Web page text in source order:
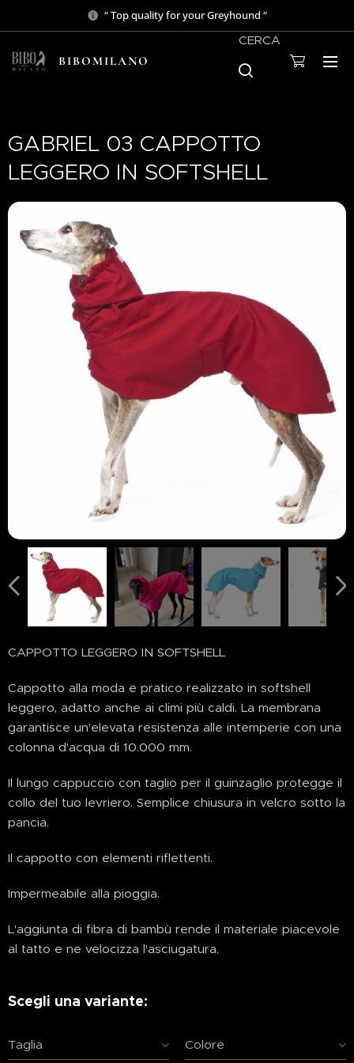
“ Top quality for your Greyhound “
BIBOMILANO
CERCA
GABRIEL 03 CAPPOTTO
LEGGERO IN SOFTSHELL
CAPPOTTO LEGGERO IN SOFTSHELL
Cappotto alla moda e pratico realizzato in softshell
leggero, adatto anche ai climi più caldi. La membrana
garantisce un'elevata resistenza alle intemperie con una
colonna d'acqua di 10.000 mm.
Il lungo cappuccio con taglio per il guinzaglio protegge il
collo del tuo levriero. Semplice chiusura in velcro sotto la
pancia.
Il cappotto con elementi riflettenti.
Impermeabile alla pioggia.
L'aggiunta di fibra di bambù rende il materiale piacevole
al tatto e ne velocizza l'asciugatura.
Scegli una variante:
Taglia Colore